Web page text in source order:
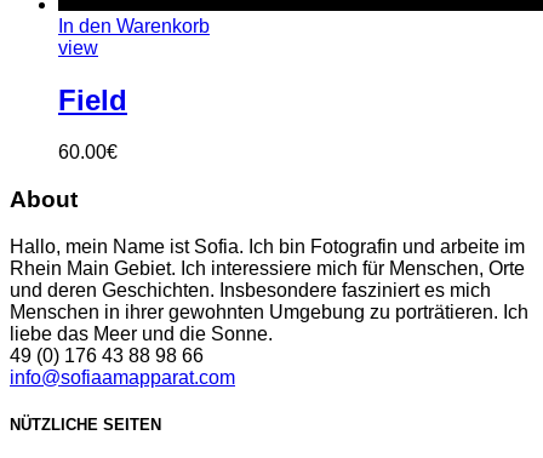
In den Warenkorb
view
Field
60.00€
About
Hallo, mein Name ist Sofia. Ich bin Fotografin und arbeite im
Rhein Main Gebiet. Ich interessiere mich für Menschen, Orte
und deren Geschichten. Insbesondere fasziniert es mich
Menschen in ihrer gewohnten Umgebung zu porträtieren. Ich
liebe das Meer und die Sonne.
49 (0) 176 43 88 98 66
info@sofiaamapparat.com
NÜTZLICHE SEITEN